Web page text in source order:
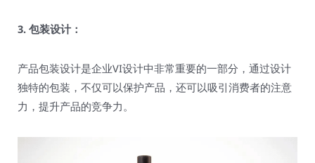
3. 包装设计：
产品包装设计是企业VI设计中非常重要的一部分，通过设计
独特的包装，不仅可以保护产品，还可以吸引消费者的注意
力，提升产品的竞争力。